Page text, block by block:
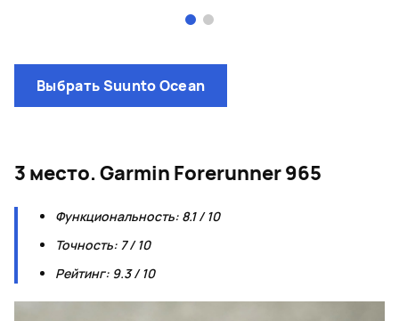
Выбрать Suunto Ocean
3 место. Garmin Forerunner 965
Функциональность: 8.1 / 10
Точность: 7 / 10
Рейтинг: 9.3 / 10